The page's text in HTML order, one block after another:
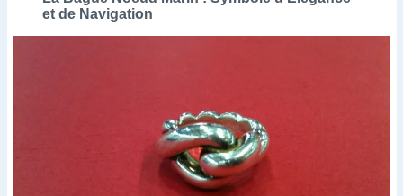
et de Navigation